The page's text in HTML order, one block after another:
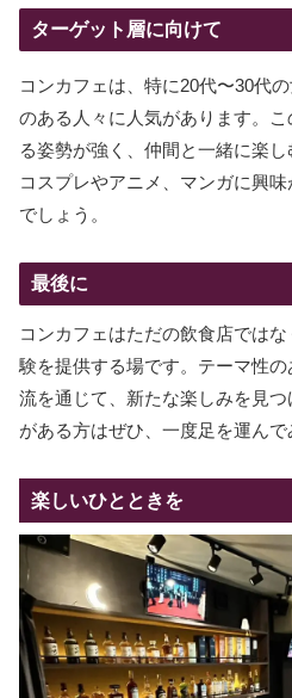
ターゲット層に向けて
コンカフェは、特に20代〜30代
のある人々に人気があります。
る姿勢が強く、仲間と一緒に楽し
コスプレやアニメ、マンガに興
でしょう。
最後に
コンカフェはただの飲食店では
験を提供する場です。テーマ性
流を通じて、新たな楽しみを見
がある方はぜひ、一度足を運んで
楽しいひとときを